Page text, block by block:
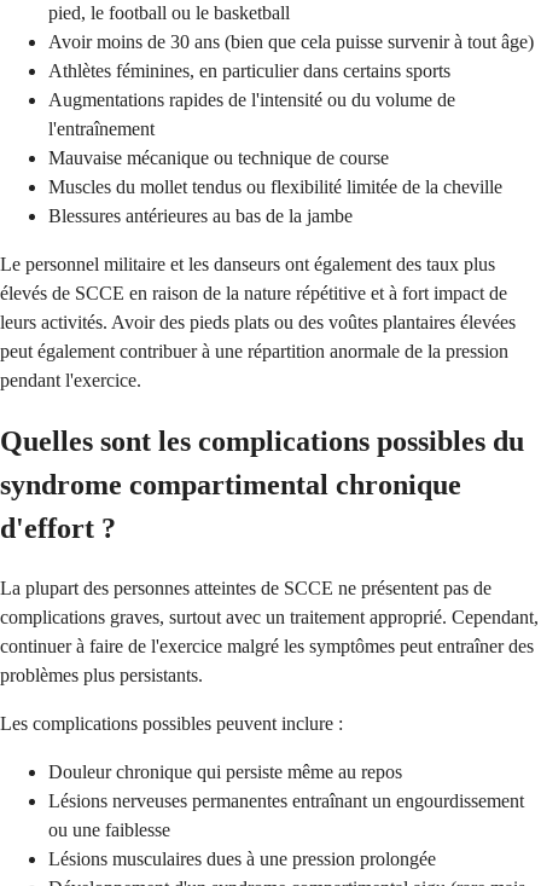
pied, le football ou le basketball
Avoir moins de 30 ans (bien que cela puisse survenir à tout âge)
Athlètes féminines, en particulier dans certains sports
Augmentations rapides de l'intensité ou du volume de
l'entraînement
Mauvaise mécanique ou technique de course
Muscles du mollet tendus ou flexibilité limitée de la cheville
Blessures antérieures au bas de la jambe
Le personnel militaire et les danseurs ont également des taux plus
élevés de SCCE en raison de la nature répétitive et à fort impact de
leurs activités. Avoir des pieds plats ou des voûtes plantaires élevées
peut également contribuer à une répartition anormale de la pression
pendant l'exercice.
Quelles sont les complications possibles du
syndrome compartimental chronique
d'effort ?
La plupart des personnes atteintes de SCCE ne présentent pas de
complications graves, surtout avec un traitement approprié. Cependant,
continuer à faire de l'exercice malgré les symptômes peut entraîner des
problèmes plus persistants.
Les complications possibles peuvent inclure :
Douleur chronique qui persiste même au repos
Lésions nerveuses permanentes entraînant un engourdissement
ou une faiblesse
Lésions musculaires dues à une pression prolongée